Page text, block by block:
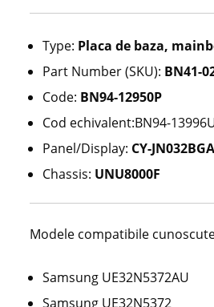
Type: Placa de baza,
Part Number (SKU): BN41-
Code: BN94-12950P
Cod echivalent:BN94-
Panel/Display: CY-
Chassis: UNU8000F
Modele compatibile
Samsung UE32N5372AU
Samsung UE32N5372